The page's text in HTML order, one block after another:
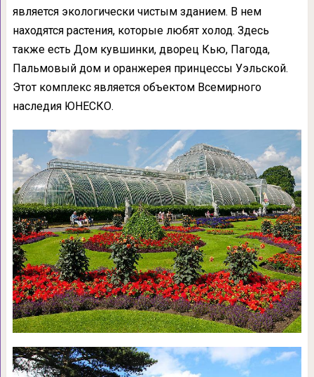
является экологически чистым зданием. В нем
находятся растения, которые любят холод. Здесь
также есть Дом кувшинки, дворец Кью, Пагода,
Пальмовый дом и оранжерея принцессы Уэльской.
Этот комплекс является объектом Всемирного
наследия ЮНЕСКО.